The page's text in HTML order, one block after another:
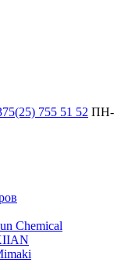
755 51 52 ПН-
Chemical